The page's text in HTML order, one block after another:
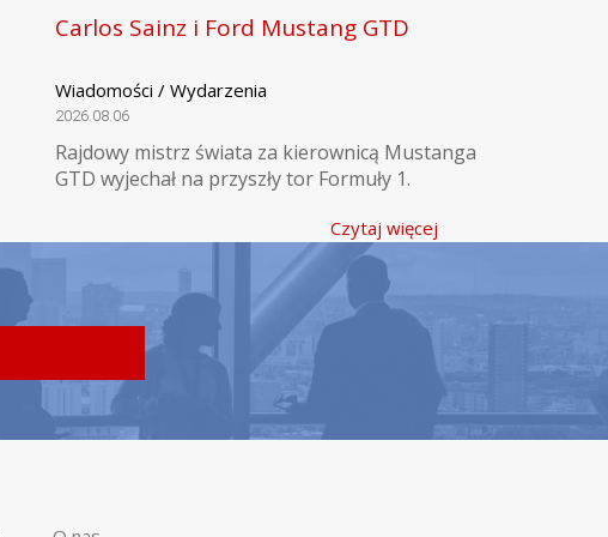
Carlos Sainz i Ford Mustang GTD
Wiadomości / Wydarzenia
2026.08.06
Rajdowy mistrz świata za kierownicą Mustanga
GTD wyjechał na przyszły tor Formuły 1.
Czytaj więcej